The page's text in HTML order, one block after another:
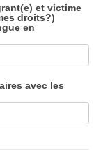
et victime
droits?)
en
avec les